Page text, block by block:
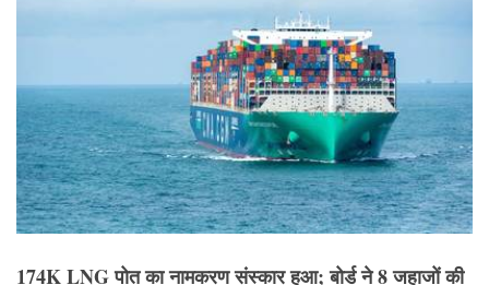
174K LNG पोत का नामकरण संस्कार हुआ; बोर्ड ने 8 जहाजों की